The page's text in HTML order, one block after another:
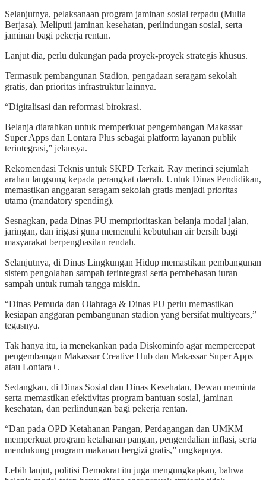
Selanjutnya, pelaksanaan program jaminan sosial terpadu (Mulia
Berjasa). Meliputi jaminan kesehatan, perlindungan sosial, serta
jaminan bagi pekerja rentan.
Lanjut dia, perlu dukungan pada proyek-proyek strategis khusus.
Termasuk pembangunan Stadion, pengadaan seragam sekolah
gratis, dan prioritas infrastruktur lainnya.
“Digitalisasi dan reformasi birokrasi.
Belanja diarahkan untuk memperkuat pengembangan Makassar
Super Apps dan Lontara Plus sebagai platform layanan publik
terintegrasi,” jelansya.
Rekomendasi Teknis untuk SKPD Terkait. Ray merinci sejumlah
arahan langsung kepada perangkat daerah. Untuk Dinas Pendidikan,
memastikan anggaran seragam sekolah gratis menjadi prioritas
utama (mandatory spending).
Sesnagkan, pada Dinas PU memprioritaskan belanja modal jalan,
jaringan, dan irigasi guna memenuhi kebutuhan air bersih bagi
masyarakat berpenghasilan rendah.
Selanjutnya, di Dinas Lingkungan Hidup memastikan pembangunan
sistem pengolahan sampah terintegrasi serta pembebasan iuran
sampah untuk rumah tangga miskin.
“Dinas Pemuda dan Olahraga & Dinas PU perlu memastikan
kesiapan anggaran pembangunan stadion yang bersifat multiyears,”
tegasnya.
Tak hanya itu, ia menekankan pada Diskominfo agar mempercepat
pengembangan Makassar Creative Hub dan Makassar Super Apps
atau Lontara+.
Sedangkan, di Dinas Sosial dan Dinas Kesehatan, Dewan meminta
serta memastikan efektivitas program bantuan sosial, jaminan
kesehatan, dan perlindungan bagi pekerja rentan.
“Dan pada OPD Ketahanan Pangan, Perdagangan dan UMKM
memperkuat program ketahanan pangan, pengendalian inflasi, serta
mendukung program makanan bergizi gratis,” ungkapnya.
Lebih lanjut, politisi Demokrat itu juga mengungkapkan, bahwa